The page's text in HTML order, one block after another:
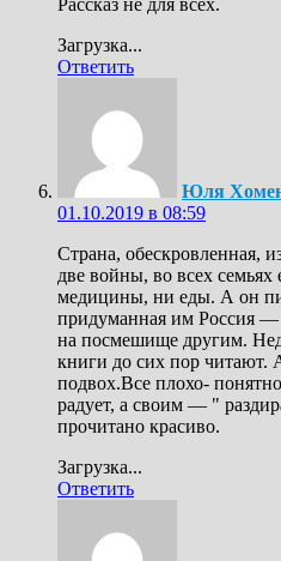
Рассказ не для всех.
Загрузка...
Ответить
Юля
01.10.2019 в 08:59
Страна, обескровленная,
две войны, во всех
медицины, ни еды. А он
придуманная им Россия —
на посмешище другим.
книги до сих пор читают.
подвох.Все плохо-
радует, а своим — "
прочитано красиво.
Загрузка...
Ответить